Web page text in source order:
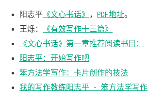
阳志平 《文心书话》 ， PDF地址。
王烁：
《有效写作十三篇》
《文心书话》第一章推荐阅读书目：
阳志平：开始写作吧
笨方法学写作：卡片创作的技法
我的写作教练阳志平 - 笨方法学写作